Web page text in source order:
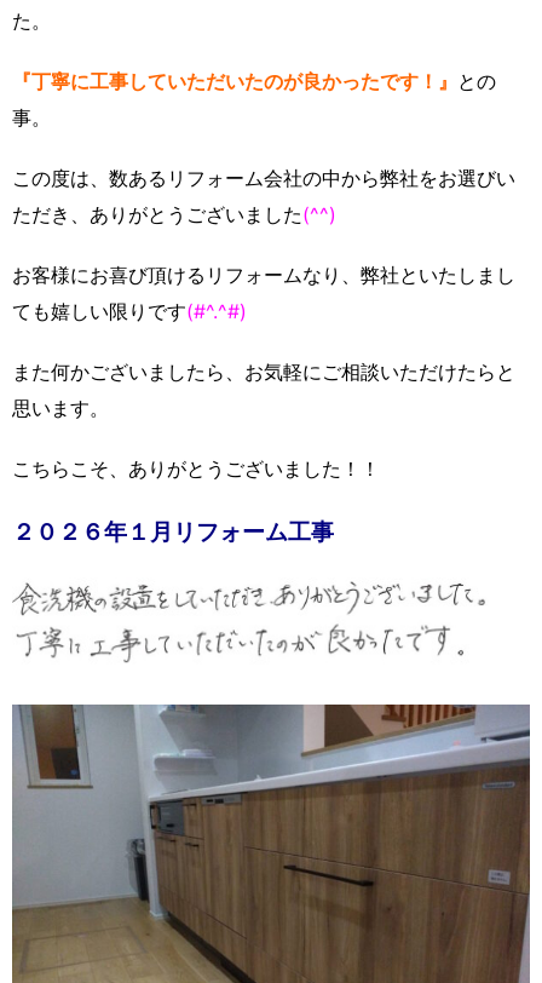
た。
『丁寧に工事していただいたのが良かったです！』 との
事。
この度は、数あるリフォーム会社の中から弊社をお選びい
ただき、ありがとうございました(^^)
お客様にお喜び頂けるリフォームなり、弊社といたしまし
ても嬉しい限りです(#^.^#)
また何かございましたら、お気軽にご相談いただけたらと
思います。
こちらこそ、ありがとうございました！！
２０２６年１月リフォーム工事